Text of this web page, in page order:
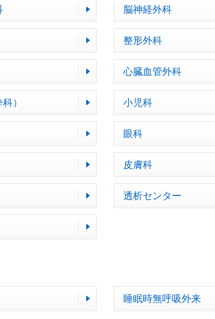
）
脳神経外科
整形外科
心臓血管外科
小児科
眼科
皮膚科
透析センター
睡眠時無呼吸外来